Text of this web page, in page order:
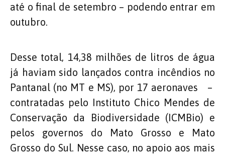
até o final de setembro – podendo entrar em
outubro.
Desse total, 14,38 milhões de litros de água
já haviam sido lançados contra incêndios no
Pantanal (no MT e MS), por 17 aeronaves –
contratadas pelo Instituto Chico Mendes de
Conservação da Biodiversidade (ICMBio) e
pelos governos do Mato Grosso e Mato
Grosso do Sul. Nesse caso, no apoio aos mais